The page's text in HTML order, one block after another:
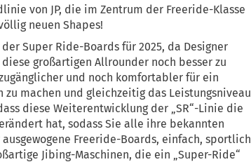
von JP, die im Zentrum der Freeride-Klasse
neuen Shapes!
Super Ride-Boards für 2025, da Designer
großartigen Allrounder noch besser zu
und noch komfortabler für ein
machen und gleichzeitig das Leistungsniveau
diese Weiterentwicklung der „SR“-Linie die
hat, sodass Sie alle ihre bekannten
Freeride-Boards, einfach, sportlich
Jibing-Maschinen, die ein „Super-Ride“